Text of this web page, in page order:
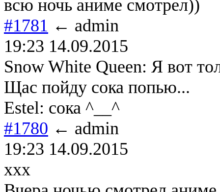
всю ночь аниме смотрел))
#1781 ← admin
19:23 14.09.2015
Snow White Queen: Я вот
Щас пойду сока попью...
Estel: сока ^__^
#1780 ← admin
19:23 14.09.2015
xxx